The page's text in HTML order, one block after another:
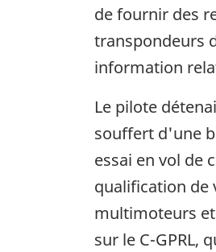
de fournir des
transpondeurs
information
Le pilote
souffert d'une
essai en vol de
qualification de
multimoteurs
sur le C-GPRL,